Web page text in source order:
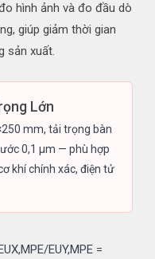
hình ảnh và đo đầu dò
giúp giảm thời gian
sản xuất.
Lớn
mm, tải trọng bàn
0,1 µm — phù hợp
khí chính xác, điện tử
EUY,MPE =